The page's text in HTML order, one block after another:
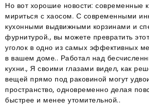
Но вот хорошие новости: современные
мириться с хаосом. С современными
кухонными выдвижными корзинами и
фурнитурой., вы можете превратить
уголок в одно из самых эффективных
в вашем доме.. Работал над
кухни., Я своими глазами видел, как
вещей прямо под раковиной могут
пространство, одновременно делая
быстрее и менее утомительной..